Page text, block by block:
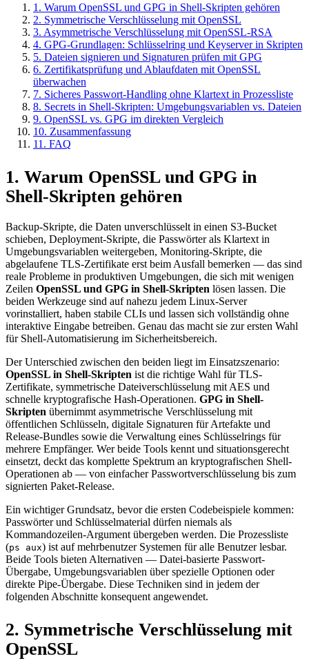
1. Warum OpenSSL und GPG in Shell-Skripten gehören
2. Symmetrische Verschlüsselung mit OpenSSL
3. Asymmetrische Verschlüsselung mit OpenSSL-RSA
4. GPG-Grundlagen: Schlüsselring und Keyserver in Skripten
5. Dateien signieren und Signaturen prüfen mit GPG
6. Zertifikatsprüfung und Ablaufdaten mit OpenSSL
überwachen
7. Sicheres Passwort-Handling ohne Klartext in Prozessliste
8. Secrets in Shell-Skripten: Umgebungsvariablen vs. Dateien
9. OpenSSL vs. GPG im direkten Vergleich
10. Zusammenfassung
11. FAQ
1. Warum OpenSSL und GPG in
Shell-Skripten gehören
Backup-Skripte, die Daten unverschlüsselt in einen S3-Bucket
schieben, Deployment-Skripte, die Passwörter als Klartext in
Umgebungsvariablen weitergeben, Monitoring-Skripte, die
abgelaufene TLS-Zertifikate erst beim Ausfall bemerken — das sind
reale Probleme in produktiven Umgebungen, die sich mit wenigen
Zeilen OpenSSL und GPG in Shell-Skripten lösen lassen. Die
beiden Werkzeuge sind auf nahezu jedem Linux-Server
vorinstalliert, haben stabile CLIs und lassen sich vollständig ohne
interaktive Eingabe betreiben. Genau das macht sie zur ersten Wahl
für Shell-Automatisierung im Sicherheitsbereich.
Der Unterschied zwischen den beiden liegt im Einsatzszenario:
OpenSSL in Shell-Skripten ist die richtige Wahl für TLS-
Zertifikate, symmetrische Dateiverschlüsselung mit AES und
schnelle kryptografische Hash-Operationen. GPG in Shell-
Skripten übernimmt asymmetrische Verschlüsselung mit
öffentlichen Schlüsseln, digitale Signaturen für Artefakte und
Release-Bundles sowie die Verwaltung eines Schlüsselrings für
mehrere Empfänger. Wer beide Tools kennt und situationsgerecht
einsetzt, deckt das komplette Spektrum an kryptografischen Shell-
Operationen ab — von einfacher Passwortverschlüsselung bis zum
signierten Paket-Release.
Ein wichtiger Grundsatz, bevor die ersten Codebeispiele kommen:
Passwörter und Schlüsselmaterial dürfen niemals als
Kommandozeilen-Argument übergeben werden. Die Prozessliste
(ps aux) ist auf mehrbenutzer Systemen für alle Benutzer lesbar.
Beide Tools bieten Alternativen — Datei-basierte Passwort-
Übergabe, Umgebungsvariablen über spezielle Optionen oder
direkte Pipe-Übergabe. Diese Techniken sind in jedem der
folgenden Abschnitte konsequent angewendet.
2. Symmetrische Verschlüsselung mit
OpenSSL